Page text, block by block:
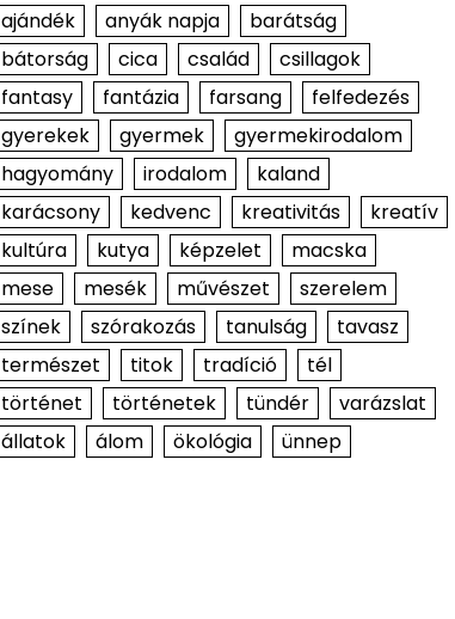
ajándék anyák napja
barátság
bátorság
cica család
csillagok
fantasy
fantázia farsang
felfedezés
gyerekek
gyermek
gyermekirodalom
hagyomány
irodalom
kaland
karácsony
kedvenc kreativitás
kreatív
kultúra
kutya képzelet
macska
mese
mesék művészet
szerelem
színek
szórakozás tanulság
tavasz
természet
titok tradíció
tél
történet
történetek tündér
varázslat
állatok
álom ökológia ünnep